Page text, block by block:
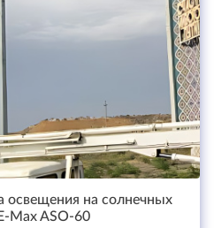
освещения на солнечных
Max ASO-60